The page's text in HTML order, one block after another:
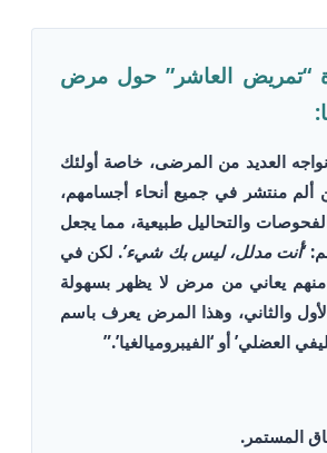
“تمريض العاشر” حول مرض
العديد من المرضى، خاصة أولئك
ألم منتشر في جميع أنحاء أجسامهم،
والتحاليل طبيعية، مما يجعل
‘أنت مدلل، ليس بك شيء’. لكن في
منهم يعاني من مرض لا يظهر بسهولة
والثاني، وهذا المرض يعرف باسم
العضلي’ أو ‘الفيبروميالغيا’.”
المستمر.